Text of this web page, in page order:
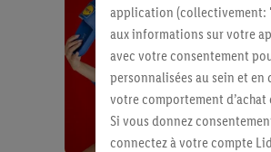
application (collectivement:
aux informations sur votre
avec votre consentement
personnalisées au sein et en
votre comportement
Si vous donnez
connectez à votre compte